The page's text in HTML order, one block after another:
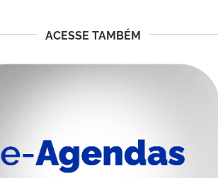
ACESSE TAMBÉM